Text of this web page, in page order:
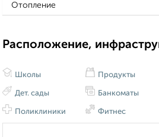
Отопление
Расположение,
Школы
Дет. сады
Поликлиники
Продукты
Банкоматы
Фитнес